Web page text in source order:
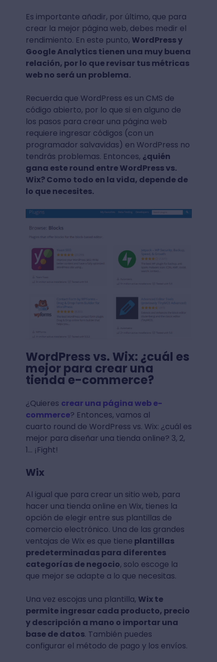
Es importante añadir, por último, que para
crear la mejor página web, debes medir el
rendimiento. En este punto, WordPress y
Google Analytics tienen una muy buena
relación, por lo que revisar tus métricas
web no será un problema.
Recuerda que WordPress es un CMS de
código abierto, por lo que si en alguno de
los pasos para crear una página web
requiere ingresar códigos (con un
programador salvavidas) en WordPress no
tendrás problemas. Entonces, ¿quién
gana este round entre WordPress vs.
Wix? Como todo en la vida, depende de
lo que necesites.
WordPress vs. Wix: ¿cuál es
mejor para crear una
tienda e-commerce?
¿Quieres crear una página web e-
commerce? Entonces, vamos al
cuarto round de WordPress vs. Wix: ¿cuál es
mejor para diseñar una tienda online? 3, 2,
1… ¡Fight!
Wix
Al igual que para crear un sitio web, para
hacer una tienda online en Wix, tienes la
opción de elegir entre sus plantillas de
comercio electrónico. Una de las grandes
ventajas de Wix es que tiene plantillas
predeterminadas para diferentes
categorías de negocio, solo escoge la
que mejor se adapte a lo que necesitas.
Una vez escojas una plantilla, Wix te
permite ingresar cada producto, precio
y descripción a mano o importar una
base de datos. También puedes
configurar el método de pago y los envíos.